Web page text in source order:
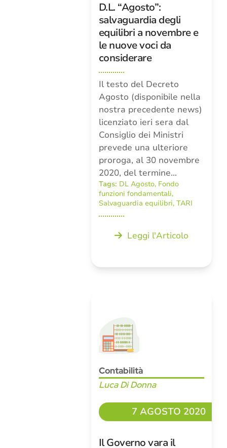
D.L. “Agosto”:
salvaguardia degli
equilibri a novembre e
le nuove voci da
considerare
Il testo del Decreto
Agosto (disponibile nella
nostra precedente news)
licenziato ieri sera dal
Consiglio dei Ministri
prevede una ulteriore
proroga, al 30 novembre
2020, del termine…
Tags: DL Agosto, Fondo
funzioni fondamentali,
Salvaguardia equilibri, TARI
Leggi l'Articolo
Contabilità
Luca Di Donna
7 AGOSTO 2020
Il Governo vara il